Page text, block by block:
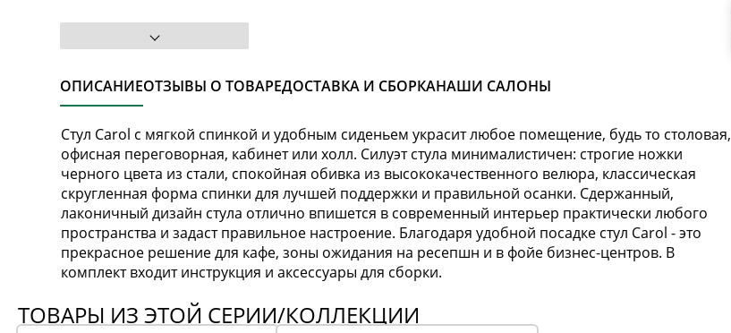
ОПИСАНИЕОТЗЫВЫ О ТОВАРЕДОСТАВКА И СБОРКАНАШИ САЛОНЫ
Стул Carol с мягкой спинкой и удобным сиденьем украсит любое помещение, будь то столовая,
офисная переговорная, кабинет или холл. Силуэт стула минималистичен: строгие ножки
черного цвета из стали, спокойная обивка из высококачественного велюра, классическая
скругленная форма спинки для лучшей поддержки и правильной осанки. Сдержанный,
лаконичный дизайн стула отлично впишется в современный интерьер практически любого
пространства и задаст правильное настроение. Благодаря удобной посадке стул Carol - это
прекрасное решение для кафе, зоны ожидания на ресепшн и в фойе бизнес-центров. В
комплект входит инструкция и аксессуары для сборки.
ТОВАРЫ ИЗ ЭТОЙ СЕРИИ/КОЛЛЕКЦИИ